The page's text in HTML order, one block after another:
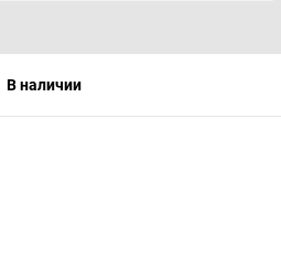
В наличии